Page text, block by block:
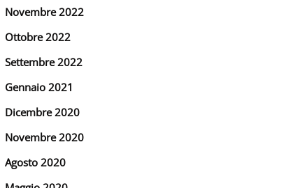
Novembre 2022
Ottobre 2022
Settembre 2022
Gennaio 2021
Dicembre 2020
Novembre 2020
Agosto 2020